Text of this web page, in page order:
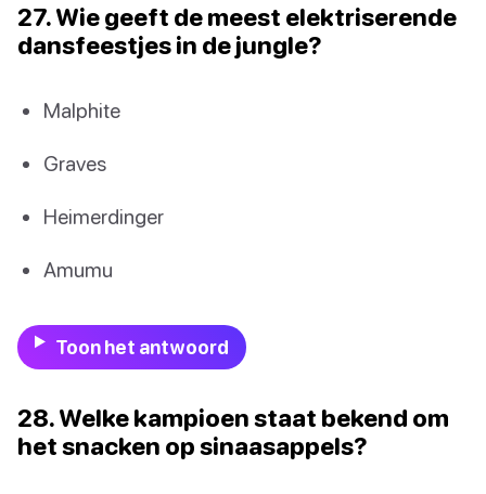
27. Wie geeft de meest elektriserende
dansfeestjes in de jungle?
Malphite
Graves
Heimerdinger
Amumu
Toon het antwoord
28. Welke kampioen staat bekend om
het snacken op sinaasappels?